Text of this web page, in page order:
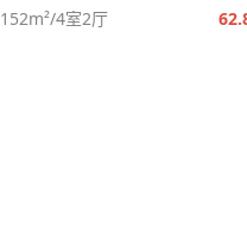
152m²/4室2厅